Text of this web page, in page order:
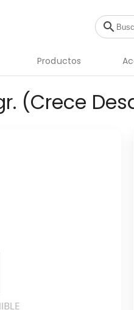
search
Productos
(Crece